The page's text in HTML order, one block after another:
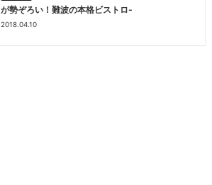
が勢ぞろい！難波の本格ビストロ-
2018.04.10